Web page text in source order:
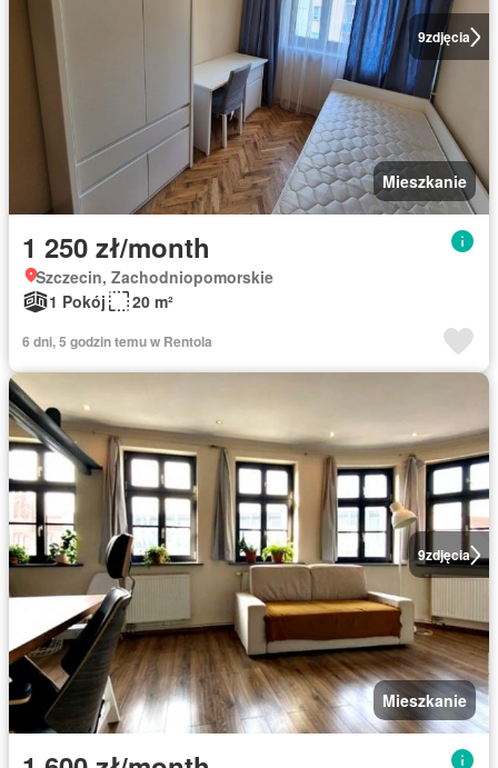
9zdjęcia
Mieszkanie
1 250 zł/month
Szczecin, Zachodniopomorskie
1 Pokój
20 m²
6 dni, 5 godzin temu w Rentola
9zdjęcia
Mieszkanie